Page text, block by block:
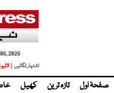
06, 2026
اشتہار لگائیں |
صفحۂ اول تازہ ترین کھیل